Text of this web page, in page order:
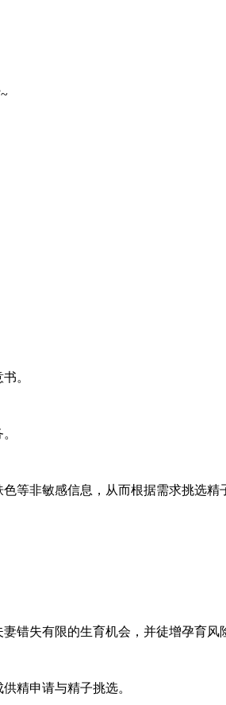
。
非敏感信息，从而根据需求挑选精
失有限的生育机会，并徒增孕育风
精申请与精子挑选。